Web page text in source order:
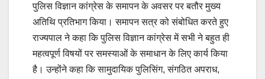
पुलिस विज्ञान कांग्रेस के समापन के अवसर पर बतौर मुख्य
अतिथि प्रतिभाग किया। समापन सत्र को संबोधित करते हुए
राज्यपाल ने कहा कि पुलिस विज्ञान कांग्रेस में सभी ने बहुत ही
महत्वपूर्ण विषयों पर समस्याओं के समाधान के लिए कार्य किया
है। उन्होंने कहा कि सामुदायिक पुलिसिंग, संगठित अपराध,